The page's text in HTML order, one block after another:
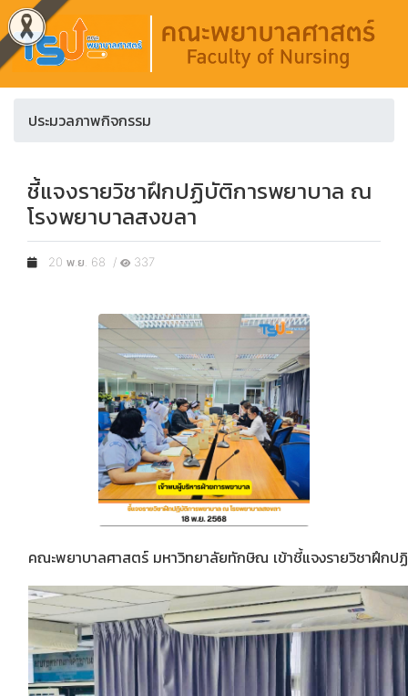
ประมวลภาพกิจกรรม
ชี้แจงรายวิชาฝึกปฏิบัติการพยาบาล ณ
โรงพยาบาลสงขลา
20 พ.ย. 68 / 337
คณะพยาบาลศาสตร์ มหาวิทยาลัยทักษิณ เข้าชี้แจงรายวิชาฝึก